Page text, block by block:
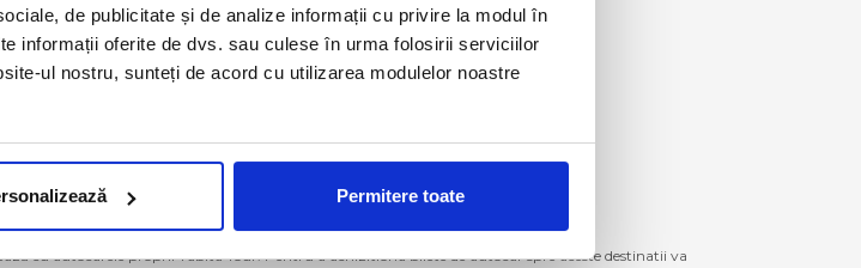
de publicitate și de analize informații cu privire la modul în
informații oferite de dvs. sau culese în urma folosirii serviciilor
ul nostru, sunteți de acord cu utilizarea modulelor noastre
Permitere toate
cu autocarele proprii Tabita Tour. Pentru a achizitiona bilete de autocar spre aceste destinatii va